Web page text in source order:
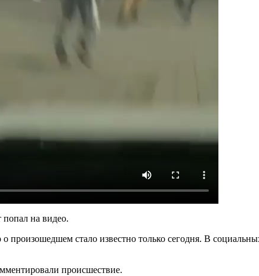
на видео.
стало известно только сегодня. В
происшествие.